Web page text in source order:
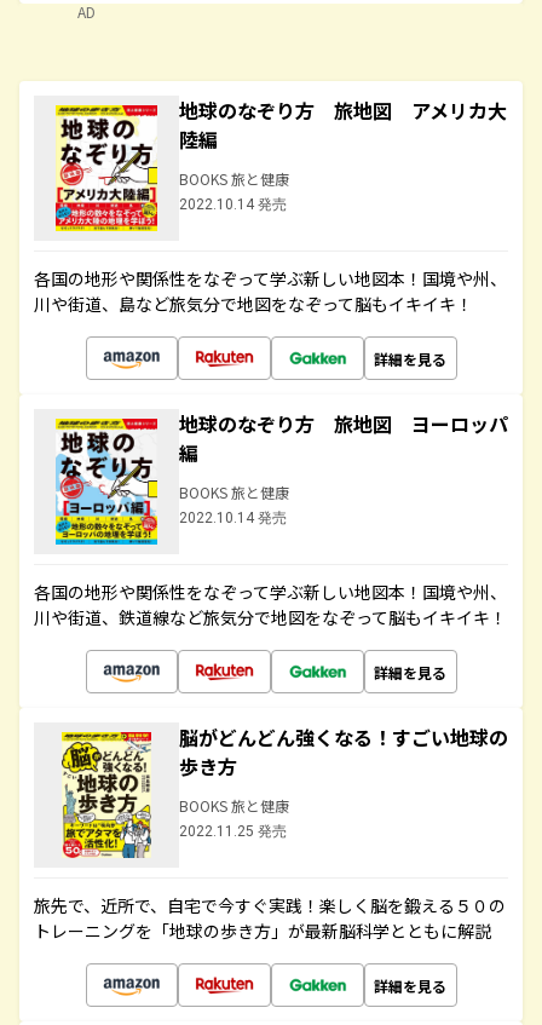
AD
地球のなぞり方 旅地図 アメリカ大
陸編
BOOKS 旅と健康
2022.10.14 発売
各国の地形や関係性をなぞって学ぶ新しい地図本！国境や州、
川や街道、島など旅気分で地図をなぞって脳もイキイキ！
詳細を見る
地球のなぞり方 旅地図 ヨーロッパ
編
BOOKS 旅と健康
2022.10.14 発売
各国の地形や関係性をなぞって学ぶ新しい地図本！国境や州、
川や街道、鉄道線など旅気分で地図をなぞって脳もイキイキ！
詳細を見る
脳がどんどん強くなる！すごい地球の
歩き方
BOOKS 旅と健康
2022.11.25 発売
旅先で、近所で、自宅で今すぐ実践！楽しく脳を鍛える５０の
トレーニングを「地球の歩き方」が最新脳科学とともに解説
詳細を見る